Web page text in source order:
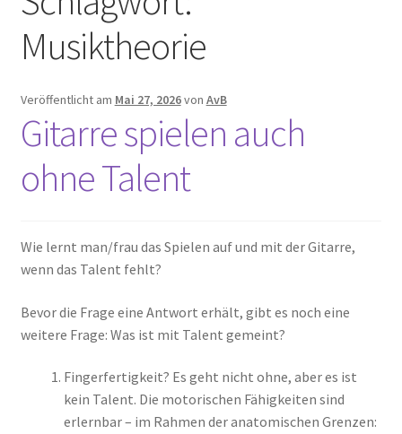
Produktinfos
Musiktheorie
Veröffentlicht am Mai 27, 2026von AvB
Gitarre spielen auch
ohne Talent
Wie lernt man/frau das Spielen auf und mit der Gitarre,
wenn das Talent fehlt?
Bevor die Frage eine Antwort erhält, gibt es noch eine
weitere Frage: Was ist mit Talent gemeint?
Fingerfertigkeit? Es geht nicht ohne, aber es ist
kein Talent. Die motorischen Fähigkeiten sind
erlernbar – im Rahmen der anatomischen Grenzen: